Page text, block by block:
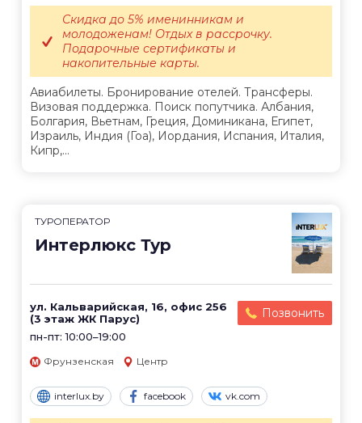
Авиабилеты. Бронирование отелей. Трансферы.
Визовая поддержка. Поиск попутчика. Албания,
Болгария, Вьетнам, Греция, Доминикана, Египет,
Израиль, Индия (Гоа), Иордания, Испания, Италия,
Кипр,...
Скидка до 5% именинникам и
молодоженам! Отдых в рассрочку.
Подарочные сертификаты и
накопительные карты.
ТУРОПЕРАТОР
Интерлюкс Тур
ул. Кальварийская, 16, офис 256
(3 этаж ЖК Парус)
пн-пт: 10:00–19:00
Позвонить
Фрунзенская Центр
interlux.by facebook vk.com